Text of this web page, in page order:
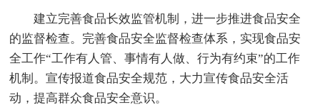
建立完善食品长效监管机制，进一步推进食品安全
的监督检查。完善食品安全监督检查体系，实现食品安
全工作“工作有人管、事情有人做、行为有约束”的工作
机制。宣传报道食品安全规范，大力宣传食品安全活
动，提高群众食品安全意识。